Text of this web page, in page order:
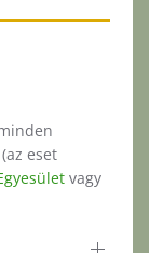
eset
vagy